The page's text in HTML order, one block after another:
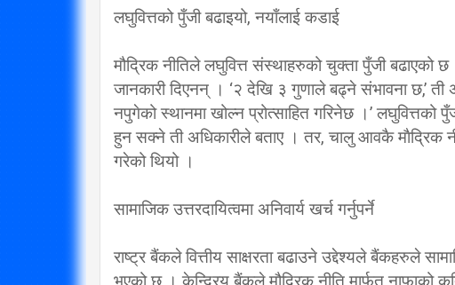
लघुवित्तको पुँजी बढाइयो, नयाँलाई कडाई
मौद्रिक नीतिले लघुवित्त संस्थाहरुको चुक्ता पुँजी बढाएको
जानकारी दिएनन् । ‘२ देखि ३ गुणाले बढ्ने संभावना छ,’ ती
नपुगेको स्थानमा खोल्न प्रोत्साहित गरिनेछ ।’
हुन सक्ने ती अधिकारीले बताए । तर, चालु आवकै माैद्रिक
गरेको थियो ।
सामाजिक उत्तरदायित्वमा अनिवार्य खर्च गर्नुपर्ने
राष्ट्र बैंकले वित्तीय साक्षरता बढाउने उद्देश्यले बैंकहरुले
भएको छ । केन्द्रिय बैंकले मौद्रिक नीति मार्फत नाफाको